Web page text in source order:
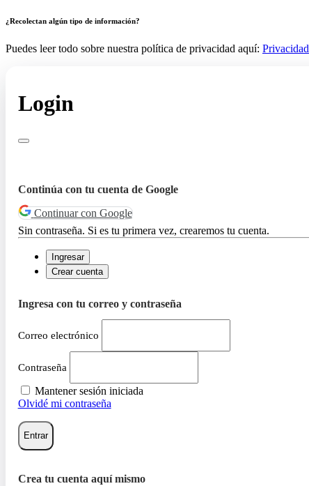
¿Recolectan algún tipo de información?
Puedes leer todo sobre nuestra política de privacidad aquí: Privacidad
Login
Continúa con tu cuenta de Google
Continuar con Google
Sin contraseña. Si es tu primera vez, crearemos tu cuenta.
Ingresar
Crear cuenta
Ingresa con tu correo y contraseña
Correo electrónico
Contraseña
Mantener sesión iniciada
Olvidé mi contraseña
Entrar
Crea tu cuenta aquí mismo